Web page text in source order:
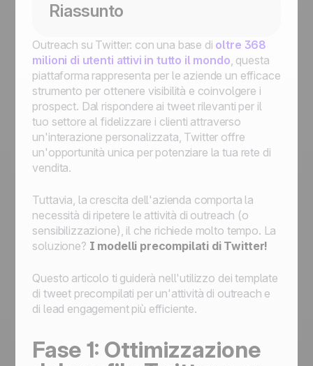
Riassunto
Outreach su Twitter: con una base di oltre 368
milioni di utenti attivi in tutto il mondo, questa
piattaforma rappresenta per le aziende un efficace
strumento per ottenere visibilità e coinvolgere i
prospect. Dal rispondere ai tweet rilevanti per il
tuo settore al fidelizzare i clienti attraverso
un'interazione personalizzata, Twitter offre
un'opportunità unica per potenziare la tua rete di
vendita.
Tuttavia, la crescita dell'azienda comporta la
necessità di ripetere le attività di outreach (o
sensibilizzazione), il che richiede molto tempo. La
soluzione? I modelli precompilati di Twitter!
Questo articolo ti guiderà nell'utilizzo dei template
di tweet precompilati per un'attività di outreach e
di lead engagement più efficiente.
Fase 1: Ottimizzazione